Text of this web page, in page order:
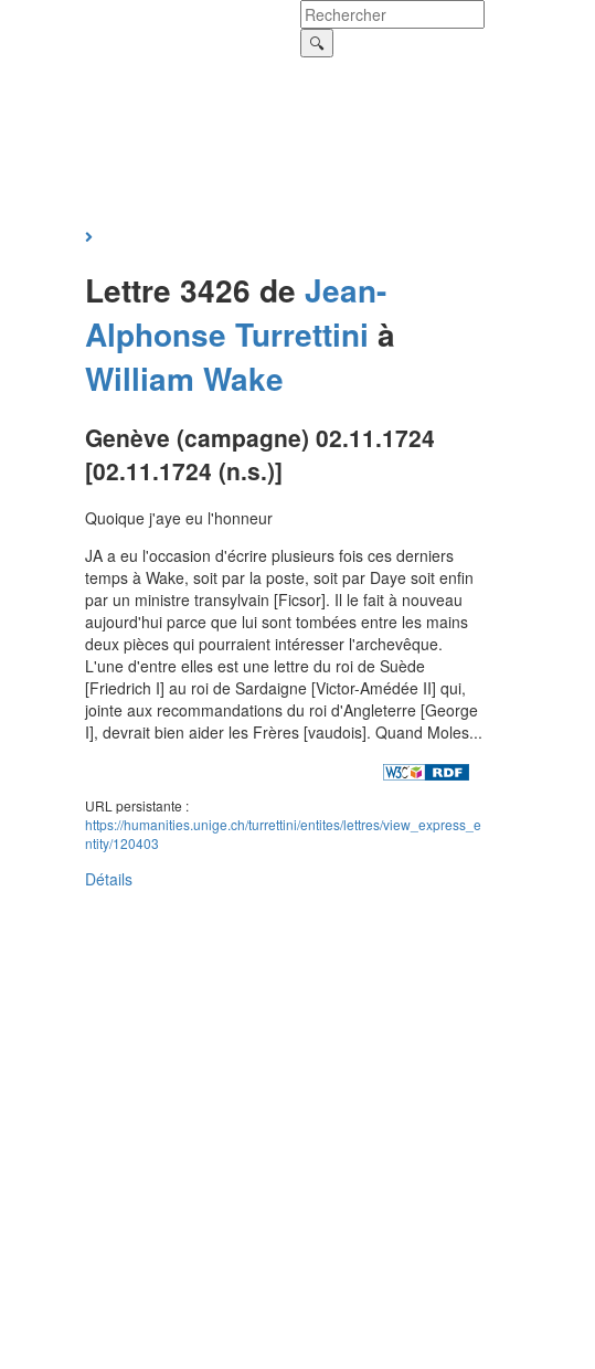
Lettre 3426 de Jean-
Alphonse Turrettini à
William Wake
Genève (campagne) 02.11.1724
[02.11.1724 (n.s.)]
Quoique j'aye eu l'honneur
JA a eu l'occasion d'écrire plusieurs fois ces derniers
temps à Wake, soit par la poste, soit par Daye soit enfin
par un ministre transylvain [Ficsor]. Il le fait à nouveau
aujourd'hui parce que lui sont tombées entre les mains
deux pièces qui pourraient intéresser l'archevêque.
L'une d'entre elles est une lettre du roi de Suède
[Friedrich I] au roi de Sardaigne [Victor-Amédée II] qui,
jointe aux recommandations du roi d'Angleterre [George
I], devrait bien aider les Frères [vaudois]. Quand Moles...
URL persistante :
https://humanities.unige.ch/turrettini/entites/lettres/view_express_e
ntity/120403
Détails